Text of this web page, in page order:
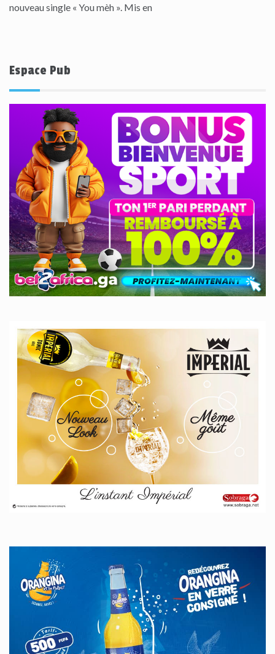
nouveau single « You mèh ». Mis en
Espace Pub